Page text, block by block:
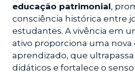
educação patrimonial,
consciência histórica entre
estudantes. A vivência em
ativo proporciona uma nova
aprendizado, que ultrapassa
didáticos e fortalece o